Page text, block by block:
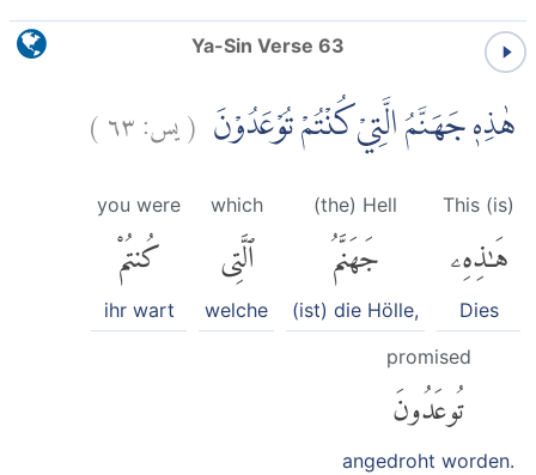
Ya-Sin Verse 63
هٰذِهٖ جَهَنَّمُ الَّتِيْ كُنْتُمْ تُوْعَدُوْنَ (يس:٦٣)
This (is)
هَٰذِهِۦ
Dies
(the) Hell
جَهَنَّمُ
(ist) die Hölle,
which
ٱلَّتِى
welche
you were
كُنتُمْ
ihr wart
promised
تُوعَدُونَ
angedroht worden.